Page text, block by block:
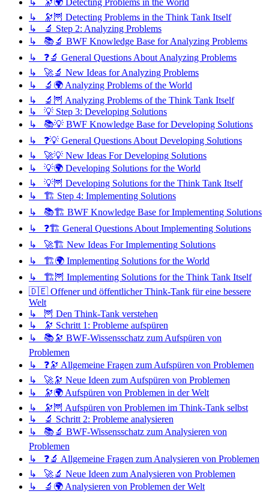
↳ 🔭🌍 Detecting Problems in the World
↳ 🔭🦉 Detecting Problems in the Think Tank Itself
↳ 🔬 Step 2: Analyzing Problems
↳ 📚🔬 BWF Knowledge Base for Analyzing Problems
↳ ❓🔬 General Questions About Analyzing Problems
↳ 🚀🔬 New Ideas for Analyzing Problems
↳ 🔬🌍 Analyzing Problems of the World
↳ 🔬🦉 Analyzing Problems of the Think Tank Itself
↳ 💡 Step 3: Developing Solutions
↳ 📚💡 BWF Knowledge Base for Developing Solutions
↳ ❓💡 General Questions About Developing Solutions
↳ 🚀💡 New Ideas For Developing Solutions
↳ 💡🌍 Developing Solutions for the World
↳ 💡🦉 Developing Solutions for the Think Tank Itself
↳ 🏗️ Step 4: Implementing Solutions
↳ 📚🏗️ BWF Knowledge Base for Implementing Solutions
↳ ❓🏗️ General Questions About Implementing Solutions
↳ 🚀🏗️ New Ideas For Implementing Solutions
↳ 🏗️🌍 Implementing Solutions for the World
↳ 🏗️🦉 Implementing Solutions for the Think Tank Itself
🇩🇪 Offener und öffentlicher Think-Tank für eine bessere
Welt
↳ 🦉 Den Think-Tank verstehen
↳ 🔭 Schritt 1: Probleme aufspüren
↳ 📚🔭 BWF-Wissensschatz zum Aufspüren von
Problemen
↳ ❓🔭 Allgemeine Fragen zum Aufspüren von Problemen
↳ 🚀🔭 Neue Ideen zum Aufspüren von Problemen
↳ 🔭🌍 Aufspüren von Problemen in der Welt
↳ 🔭🦉 Aufspüren von Problemen im Think-Tank selbst
↳ 🔬 Schritt 2: Probleme analysieren
↳ 📚🔬 BWF-Wissensschatz zum Analysieren von
Problemen
↳ ❓🔬 Allgemeine Fragen zum Analysieren von Problemen
↳ 🚀🔬 Neue Ideen zum Analysieren von Problemen
↳ 🔬🌍 Analysieren von Problemen der Welt